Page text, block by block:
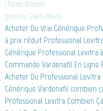
cheap Amoxil
generic Cialis Black
Acheter Du Vrai Générique
à prix réduit Professional
Générique Professional Levitra
Commande Vardenafil En Ligne
Acheter Du Professional
Générique Vardenafil combien
Professional Levitra Combien